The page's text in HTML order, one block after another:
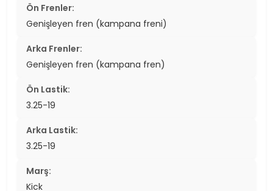
Ön Frenler:
Genişleyen fren (kampana freni)
Arka Frenler:
Genişleyen fren (kampana fren)
Ön Lastik:
3.25-19
Arka Lastik:
3.25-19
Marş:
Kick